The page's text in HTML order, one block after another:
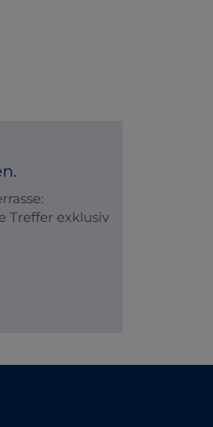
Treffer exklusiv